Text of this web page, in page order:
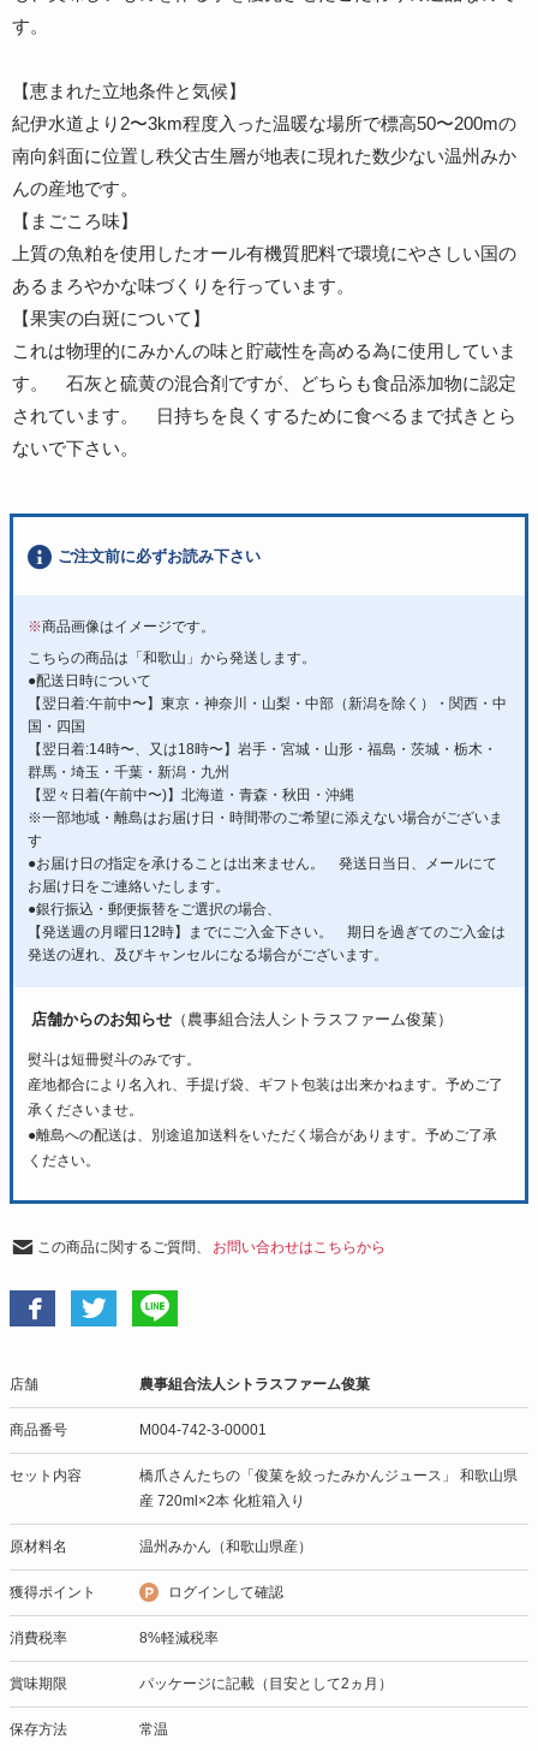
す。
【恵まれた立地条件と気候】
紀伊水道より2〜3km程度入った温暖な場所で標高50〜200mの
南向斜面に位置し秩父古生層が地表に現れた数少ない温州みか
んの産地です。
【まごころ味】
上質の魚粕を使用したオール有機質肥料で環境にやさしい国の
あるまろやかな味づくりを行っています。
【果実の白斑について】
これは物理的にみかんの味と貯蔵性を高める為に使用していま
す。 石灰と硫黄の混合剤ですが、どちらも食品添加物に認定
されています。 日持ちを良くするために食べるまで拭きとら
ないで下さい。
ご注文前に必ずお読み下さい
※商品画像はイメージです。
こちらの商品は「和歌山」から発送します。
●配送日時について
【翌日着:午前中〜】東京・神奈川・山梨・中部（新潟を除く）・関西・中
国・四国
【翌日着:14時〜、又は18時〜】岩手・宮城・山形・福島・茨城・栃木・
群馬・埼玉・千葉・新潟・九州
【翌々日着(午前中〜)】北海道・青森・秋田・沖縄
※一部地域・離島はお届け日・時間帯のご希望に添えない場合がございま
す
●お届け日の指定を承けることは出来ません。 発送日当日、メールにて
お届け日をご連絡いたします。
●銀行振込・郵便振替をご選択の場合、
【発送週の月曜日12時】までにご入金下さい。 期日を過ぎてのご入金は
発送の遅れ、及びキャンセルになる場合がございます。
店舗からのお知らせ （農事組合法人シトラスファーム俊菓）
熨斗は短冊熨斗のみです。
産地都合により名入れ、手提げ袋、ギフト包装は出来かねます。予めご了
承くださいませ。
●離島への配送は、別途追加送料をいただく場合があります。予めご了承
ください。
この商品に関するご質問、 お問い合わせはこちらから
店舗 農事組合法人シトラスファーム俊菓
商品番号 M004-742-3-00001
セット内容
橋爪さんたちの「俊菓を絞ったみかんジュース」 和歌山県
産 720ml×2本 化粧箱入り
原材料名 温州みかん（和歌山県産）
獲得ポイント ログインして確認
消費税率 8%軽減税率
賞味期限 パッケージに記載（目安として2ヵ月）
保存方法 常温